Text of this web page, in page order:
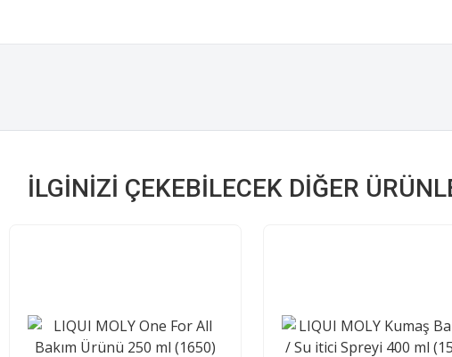
İLGINIZI ÇEKEBILECEK DIĞER